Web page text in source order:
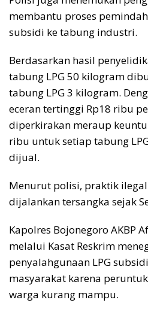
membantu proses
subsidi ke tabung industri.
Berdasarkan hasil
tabung LPG 50 kilogram
tabung LPG 3 kilogram.
eceran tertinggi Rp18 ribu
diperkirakan meraup
ribu untuk setiap tabung
dijual.
Menurut polisi, praktik
dijalankan tersangka sejak
Kapolres Bojonegoro AKBP
melalui Kasat Reskrim
penyalahgunaan LPG
masyarakat karena
warga kurang mampu.